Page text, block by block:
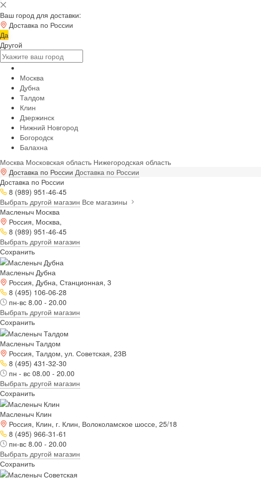
Ваш город для доставки:
Доставка по России
Да
Другой
Москва
Дубна
Талдом
Клин
Дзержинск
Нижний Новгород
Богородск
Балахна
Москва Московская область Нижегородская область
Доставка по России Доставка по России
Доставка по России
8 (989) 951-46-45
Выбрать другой магазин Все магазины
Масленыч Москва
Россия, Москва,
8 (989) 951-46-45
Выбрать другой магазин
Сохранить
Масленыч Дубна
Россия, Дубна, Станционная, 3
8 (495) 106-06-28
пн-вс 8.00 - 20.00
Выбрать другой магазин
Сохранить
Масленыч Талдом
Россия, Талдом, ул. Советская, 23В
8 (495) 431-32-30
пн - вс 08.00 - 20.00
Выбрать другой магазин
Сохранить
Масленыч Клин
Россия, Клин, г. Клин, Волоколамское шоссе, 25/18
8 (495) 966-31-61
пн-вс 8.00 - 20.00
Выбрать другой магазин
Сохранить